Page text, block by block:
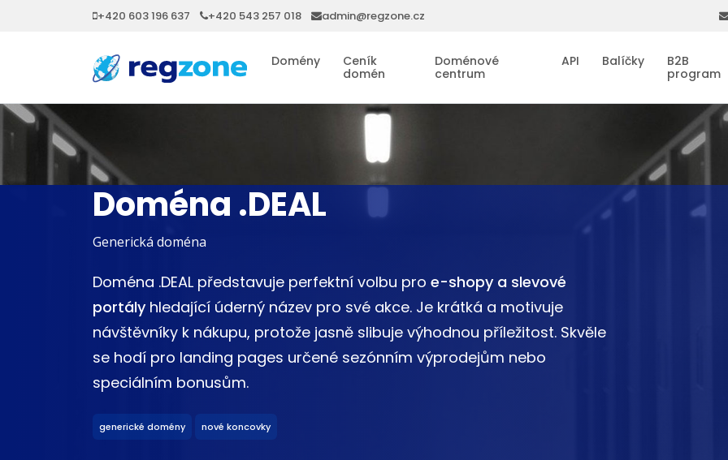
+420 603 196 637 +420 543 257 018 admin@regzone.cz
Domény
Ceník
domén
Doménové
centrum
API Balíčky
B2B
program
Doména .DEAL
Generická doména
Doména .DEAL představuje perfektní volbu pro e-shopy a slevové
portályhledající úderný název pro své akce. Je krátká a motivuje
návštěvníky k nákupu, protože jasně slibuje výhodnou příležitost. Skvěle
se hodí pro landing pages určené sezónním výprodejům nebo
speciálním bonusům.
generické domény nové koncovky